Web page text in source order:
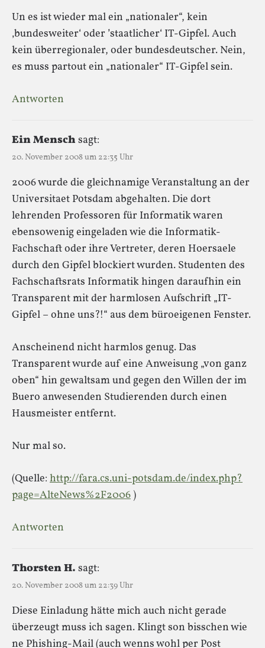
Un es ist wieder mal ein „nationaler“, kein
‚bundesweiter‘ oder ’staatlicher‘ IT-Gipfel. Auch
kein überregionaler, oder bundesdeutscher. Nein,
es muss partout ein „nationaler“ IT-Gipfel sein.
Antworten
Ein Mensch sagt:
20. November 2008 um 22:35 Uhr
2006 wurde die gleichnamige Veranstaltung an der
Universitaet Potsdam abgehalten. Die dort
lehrenden Professoren für Informatik waren
ebensowenig eingeladen wie die Informatik-
Fachschaft oder ihre Vertreter, deren Hoersaele
durch den Gipfel blockiert wurden. Studenten des
Fachschaftsrats Informatik hingen daraufhin ein
Transparent mit der harmlosen Aufschrift „IT-
Gipfel – ohne uns?!“ aus dem büroeigenen Fenster.
Anscheinend nicht harmlos genug. Das
Transparent wurde auf eine Anweisung „von ganz
oben“ hin gewaltsam und gegen den Willen der im
Buero anwesenden Studierenden durch einen
Hausmeister entfernt.
Nur mal so.
(Quelle: http://fara.cs.uni-potsdam.de/index.php?
page=AlteNews%2F2006 )
Antworten
Thorsten H. sagt:
20. November 2008 um 22:39 Uhr
Diese Einladung hätte mich auch nicht gerade
überzeugt muss ich sagen. Klingt son bisschen wie
ne Phishing-Mail (auch wenns wohl per Post